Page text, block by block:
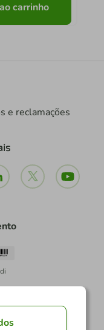
carrinho
e reclamações
superior, valor ou